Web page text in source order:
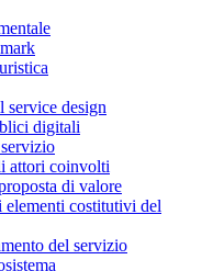
service design
digitali
attori coinvolti
di valore
elementi costitutivi del
del servizio